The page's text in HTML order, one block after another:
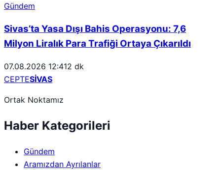
Gündem
Sivas’ta Yasa Dışı Bahis Operasyonu: 7,6
Milyon Liralık Para Trafiği Ortaya Çıkarıldı
07.08.2026 12:412 dk
CEPTESİVAS
Ortak Noktamız
Haber Kategorileri
Gündem
Aramızdan Ayrılanlar